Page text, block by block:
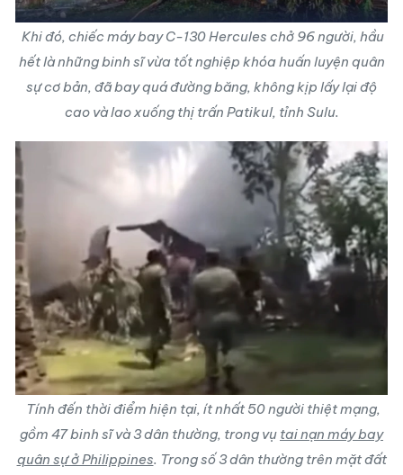
Khi đó, chiếc máy bay C-130 Hercules chở 96 người, hầu
hết là những binh sĩ vừa tốt nghiệp khóa huấn luyện quân
sự cơ bản, đã bay quá đường băng, không kịp lấy lại độ
cao và lao xuống thị trấn Patikul, tỉnh Sulu.
Tính đến thời điểm hiện tại, ít nhất 50 người thiệt mạng,
gồm 47 binh sĩ và 3 dân thường, trong vụ tai nạn máy bay
quân sự ở Philippines. Trong số 3 dân thường trên mặt đất